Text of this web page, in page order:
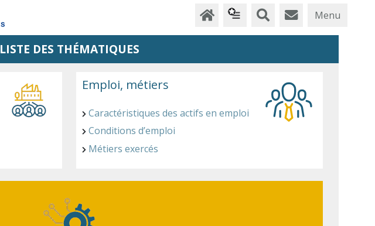
Menu
LISTE DES THÉMATIQUES
Emploi, métiers
Caractéristiques des actifs en emploi
Conditions d’emploi
Métiers exercés